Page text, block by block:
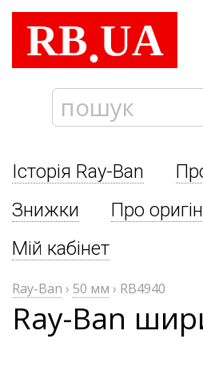
RB.UA
Історія Ray-Ban
Знижки
Про
Мій кабінет
Ray-Ban › 50 мм › RB4940
Ray-Ban